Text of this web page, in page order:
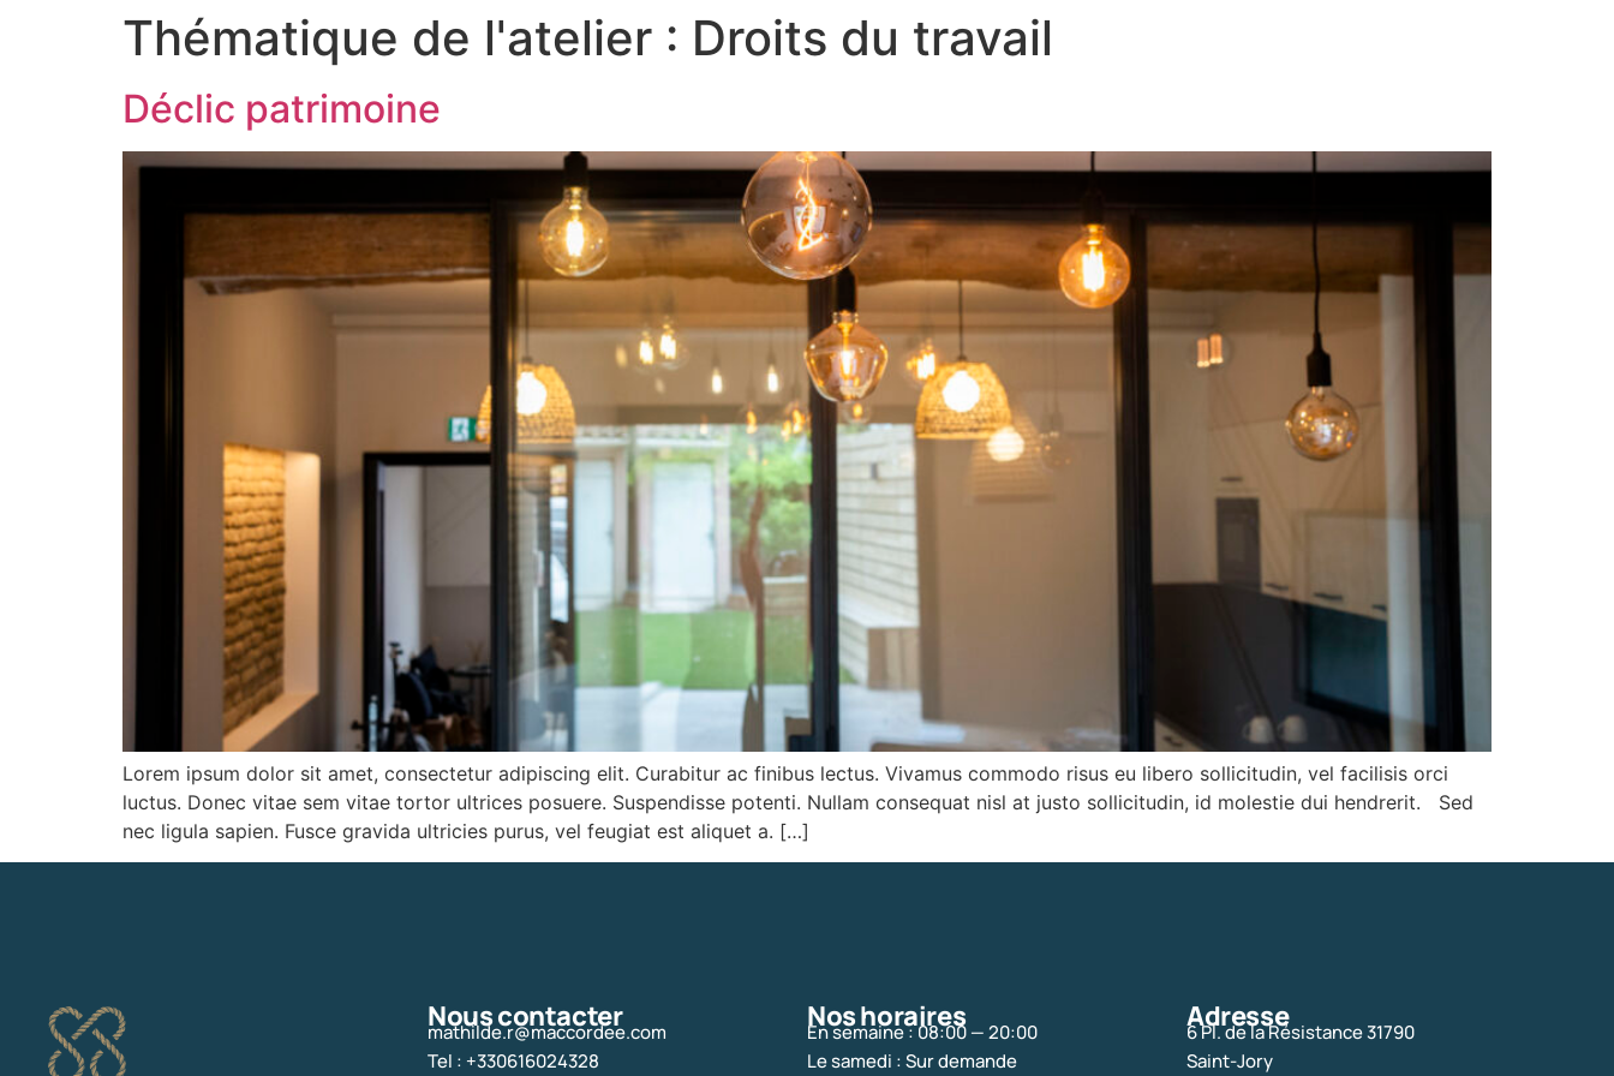
Thématique de l'atelier : Droits du travail
Déclic patrimoine
Lorem ipsum dolor sit amet, consectetur adipiscing elit. Curabitur ac finibus lectus. Vivamus commodo risus eu libero sollicitudin, vel facilisis orci
luctus. Donec vitae sem vitae tortor ultrices posuere. Suspendisse potenti. Nullam consequat nisl at justo sollicitudin, id molestie dui hendrerit. Sed
nec ligula sapien. Fusce gravida ultricies purus, vel feugiat est aliquet a. […]
Nous contacter
mathilde.r@maccordee.com
Tel : +330616024328
Nos horaires
En semaine : 08:00 — 20:00
Le samedi : Sur demande
Adresse
6 Pl. de la Résistance 31790
Saint-Jory